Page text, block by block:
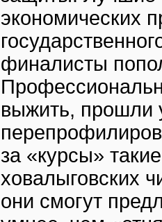
экономических
финалисты
выжить, прошли
за «курсы»
ховалыговских
они смогут